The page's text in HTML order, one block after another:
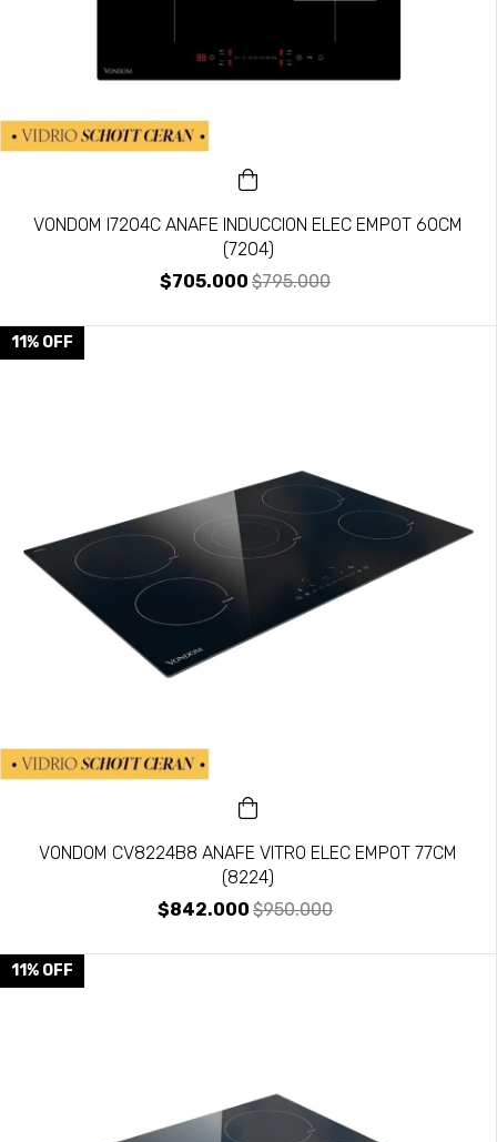
VONDOM I7204C ANAFE INDUCCION ELEC EMPOT 60CM
(7204)
$705.000 $795.000
11% OFF
VONDOM CV8224B8 ANAFE VITRO ELEC EMPOT 77CM
(8224)
$842.000 $950.000
11% OFF